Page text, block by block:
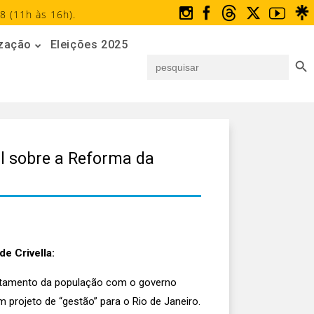
(11h às 16h).
Eleições 2025
for:
sobre a Reforma da
Crivella:
da população com o governo
de “gestão” para o Rio de Janeiro.